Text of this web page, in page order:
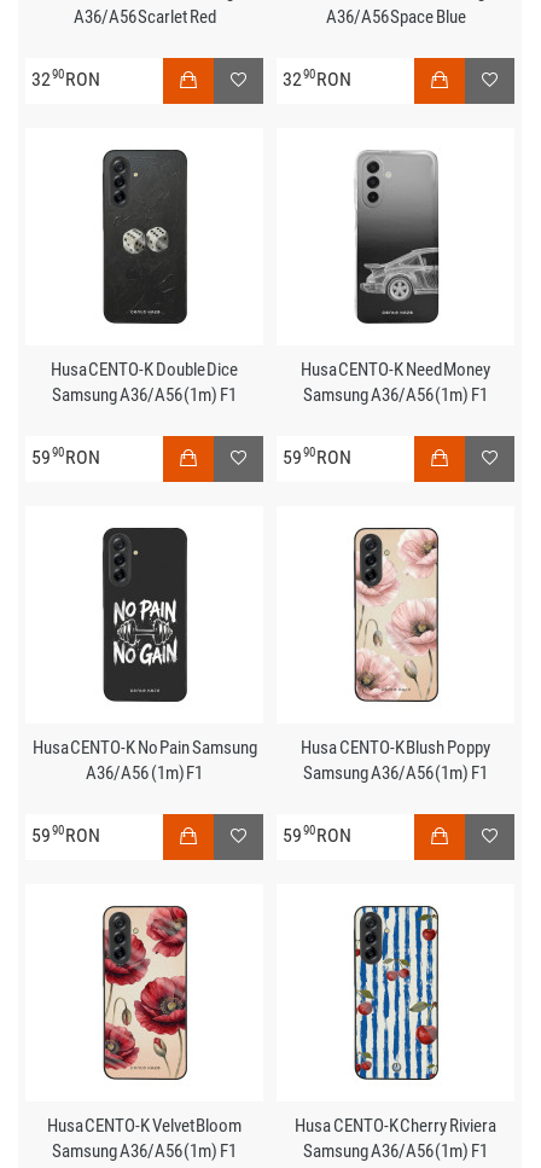
A36/A56 Scarlet Red
3290RON
A36/A56 Space Blue
3290RON
Husa CENTO-K Double Dice
Samsung A36/A56 (1m) F1
5990RON
Husa CENTO-K Need Money
Samsung A36/A56 (1m) F1
5990RON
Husa CENTO-K No Pain Samsung
A36/A56 (1m) F1
5990RON
Husa CENTO-K Blush Poppy
Samsung A36/A56 (1m) F1
5990RON
Husa CENTO-K Velvet Bloom
Samsung A36/A56 (1m) F1
Husa CENTO-K Cherry Riviera
Samsung A36/A56 (1m) F1